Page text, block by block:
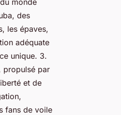
des
les épaves,
adéquate
unique. 3.
propulsé par
et de
fans de voile